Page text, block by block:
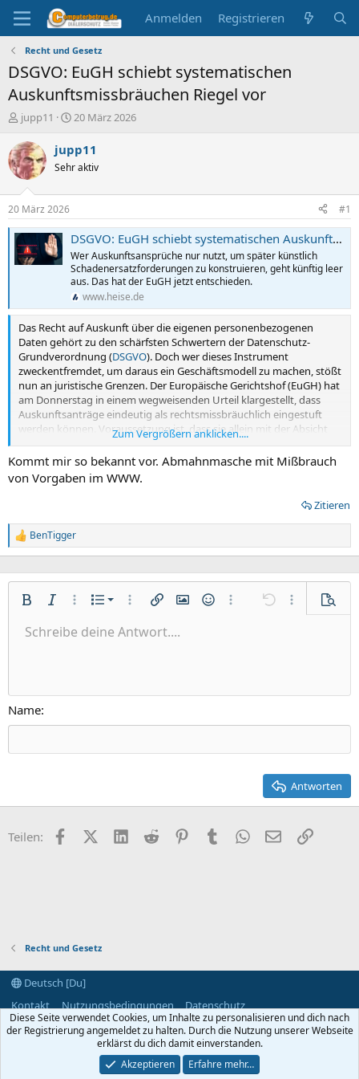
Anmelden Registrieren
Recht und Gesetz
DSGVO: EuGH schiebt systematischen
Auskunftsmissbräuchen Riegel vor
E
s
t
e
e
r
jupp11
E
s
t
e
t
a
m
20 März 2026
jupp11
Sehr aktiv
20 März 2026 #1
DSGVO: EuGH schiebt systematischen Auskunftsmissbräuchen Riegel vor
Wer Auskunftsansprüche nur nutzt, um später künstlich
Schadenersatzforderungen zu konstruieren, geht künftig leer
aus. Das hat der EuGH jetzt entschieden.
www.heise.de
Das Recht auf Auskunft über die eigenen personenbezogenen
Daten gehört zu den schärfsten Schwertern der Datenschutz-
Grundverordnung (DSGVO). Doch wer dieses Instrument
zweckentfremdet, um daraus ein Geschäftsmodell zu machen, stößt
nun an juristische Grenzen. Der Europäische Gerichtshof (EuGH) hat
am Donnerstag in einem wegweisenden Urteil klargestellt, dass
Auskunftsanträge eindeutig als rechtsmissbräuchlich eingestuft
werden können. Voraussetzung ist, dass sie allein mit der Absicht
gestellt werden, später Schadenersatzansprüche zu provozieren.
Zum Vergrößern anklicken....
Kommt mir so bekannt vor. Abmahnmasche mit Mißbrauch
von Vorgaben im WWW.
Zitieren
R
e
k
BenTigger
Fett KursivWeitere Einstellungen…
Liste
Nummerierte Liste
Ungeordnete Liste
Weitere Einstellungen…
Link einfügen
Bild einfügen
SmileysWeitere Einstellungen…
Rückgängig
Weitere
Schriftgröße
9
18
22
TextfarbeSchriftfamilie
Arial
Tahoma
Times New Roman
Durchgestrichen
Unterstrichen
Inline-Code
AusrichtungLinksbündig
Paragraph format
Normal
Heading 2
Heading 3
ZitatMedienTabelle einfügen
Insert horizontal line
SpoilerCode
Wiederholen
BBCode umschalten
Formatierung entfernen
EntwürfeEntwurf speichern
Schreibe deine Antwort....
Name
Antworten
Teilen: FacebookX (Twitter)
LinkedIn
Reddit PinterestTumblr WhatsApp
E-MailLink
Recht und Gesetz
Deutsch [Du]
Kontakt
Nutzungsbedingungen
Datenschutz
Hilfe und Impressum
Start
R
S
S
Community platform by XenForo® © 2010-2024 XenForo Ltd.
Abfragen 9 Zeit 0.0611s Max. Speicher
Diese Seite verwendet Cookies, um Inhalte zu personalisieren und dich nach
der Registrierung angemeldet zu halten. Durch die Nutzung unserer Webseite
erklärst du dich damit einverstanden.
Akzeptieren
Erfahre mehr…